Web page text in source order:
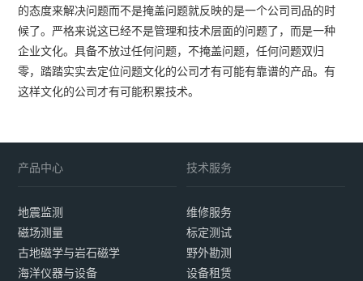
的态度来解决问题而不是掩盖问题就反映的是一个公司司品的时
候了。严格来说这已经不是管理和技术层面的问题了，而是一种
企业文化。具备不放过任何问题，不掩盖问题，任何问题双归
零，踏踏实实去定位问题文化的公司才有可能有靠谱的产品。有
这样文化的公司才有可能积累技术。
产品中心
地震监测
磁场测量
古地磁学与岩石磁学
海洋仪器与设备
技术服务
维修服务
标定测试
野外勘测
设备租赁